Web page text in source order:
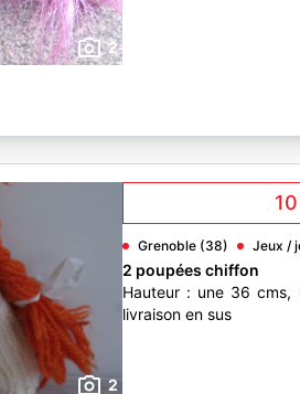
2
2
Grenoble (38) Jeux /
2 poupées chiffon
Hauteur : une 36
livraison en sus